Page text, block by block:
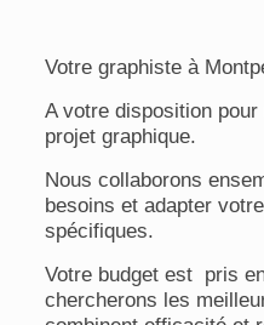
Votre graphiste à
A votre disposition
projet graphique.
Nous collaborons
besoins et adapter
spécifiques.
Votre budget est pris
chercherons les